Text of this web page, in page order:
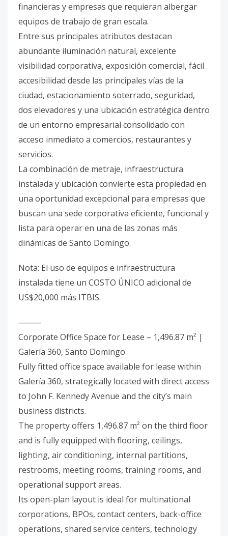
financieras y empresas que requieran albergar
equipos de trabajo de gran escala.
Entre sus principales atributos destacan
abundante iluminación natural, excelente
visibilidad corporativa, exposición comercial, fácil
accesibilidad desde las principales vías de la
ciudad, estacionamiento soterrado, seguridad,
dos elevadores y una ubicación estratégica dentro
de un entorno empresarial consolidado con
acceso inmediato a comercios, restaurantes y
servicios.
La combinación de metraje, infraestructura
instalada y ubicación convierte esta propiedad en
una oportunidad excepcional para empresas que
buscan una sede corporativa eficiente, funcional y
lista para operar en una de las zonas más
dinámicas de Santo Domingo.
Nota: El uso de equipos e infraestructura
instalada tiene un COSTO ÚNICO adicional de
US$20,000 más ITBIS.
⸻
Corporate Office Space for Lease – 1,496.87 m² |
Galería 360, Santo Domingo
Fully fitted office space available for lease within
Galería 360, strategically located with direct access
to John F. Kennedy Avenue and the city’s main
business districts.
The property offers 1,496.87 m² on the third floor
and is fully equipped with flooring, ceilings,
lighting, air conditioning, internal partitions,
restrooms, meeting rooms, training rooms, and
operational support areas.
Its open-plan layout is ideal for multinational
corporations, BPOs, contact centers, back-office
operations, shared service centers, technology